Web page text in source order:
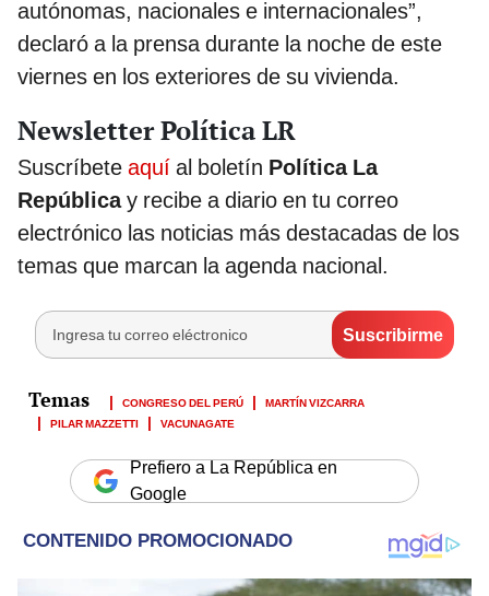
autónomas, nacionales e internacionales”,
declaró a la prensa durante la noche de este
viernes en los exteriores de su vivienda.
Newsletter Política LR
Suscríbete aquí al boletín Política La
Repúblicay recibe a diario en tu correo
electrónico las noticias más destacadas de los
temas que marcan la agenda nacional.
CONGRESO DEL PERÚ
MARTÍN VIZCARRA
PILAR MAZZETTI
VACUNAGATE
Prefiero a La República en
Google